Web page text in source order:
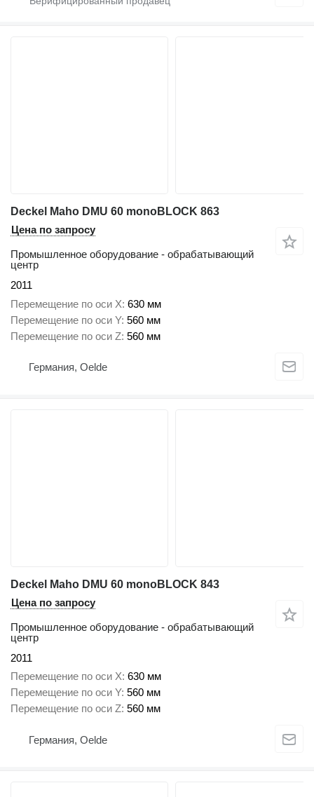
Deckel Maho DMU 60 monoBLOCK 863
Цена по запросу
Промышленное оборудование - обрабатывающий
центр
2011
Перемещение по оси X 630 мм
Перемещение по оси Y 560 мм
Перемещение по оси Z 560 мм
Германия, Oelde
Deckel Maho DMU 60 monoBLOCK 843
Цена по запросу
Промышленное оборудование - обрабатывающий
центр
2011
Перемещение по оси X 630 мм
Перемещение по оси Y 560 мм
Перемещение по оси Z 560 мм
Германия, Oelde